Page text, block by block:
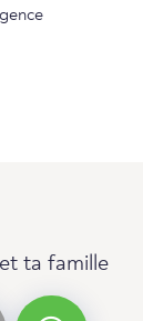
ta famille